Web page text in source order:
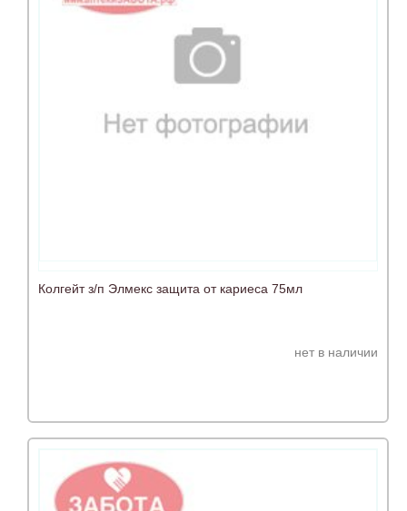
Колгейт з/п Элмекс защита от кариеса 75мл
нет в наличии